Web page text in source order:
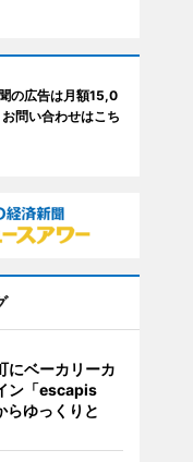
の広告は月額15,0
問い合わせはこち
にベーカリーカ
ン「escapis
ゆっくりと